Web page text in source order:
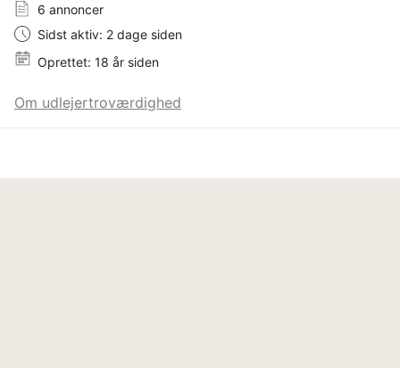
6 annoncer
Sidst aktiv: 2 dage siden
Oprettet: 18 år siden
Om udlejertroværdighed